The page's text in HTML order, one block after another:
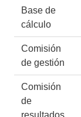
Base de
cálculo
Comisión
de gestión
Comisión
de
resultados